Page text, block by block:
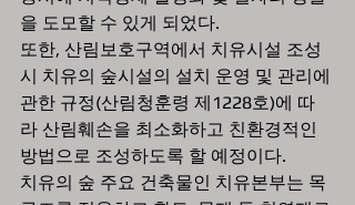
을 도모할 수 있게 되었다.
또한, 산림보호구역에서 치유시설 조성
시 치유의 숲시설의 설치 운영 및 관리에
관한 규정(산림청훈령 제1228호)에 따
라 산림훼손을 최소화하고 친환경적인
방법으로 조성하도록 할 예정이다.
치유의 숲 주요 건축물인 치유본부는 목